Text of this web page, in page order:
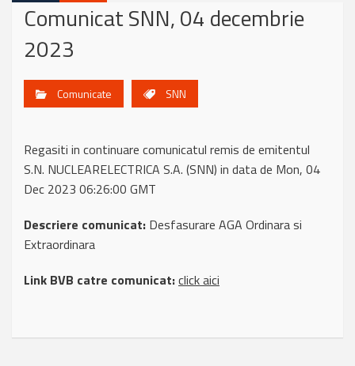
Comunicat SNN, 04 decembrie
2023
Comunicate SNN
Regasiti in continuare comunicatul remis de emitentul
S.N. NUCLEARELECTRICA S.A. (SNN) in data de Mon, 04
Dec 2023 06:26:00 GMT
Descriere comunicat: Desfasurare AGA Ordinara si
Extraordinara
Link BVB catre comunicat:click aici